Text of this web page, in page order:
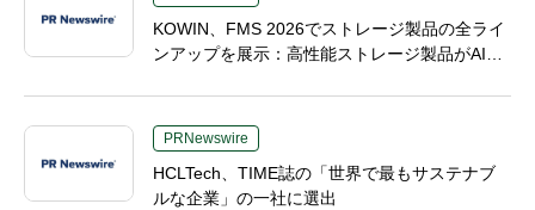
KOWIN、FMS 2026でストレージ製品の全ライ
ンアップを展示：高性能ストレージ製品がAI分
PRNewswire
HCLTech、TIME誌の「世界で最もサステナブ
ルな企業」の一社に選出